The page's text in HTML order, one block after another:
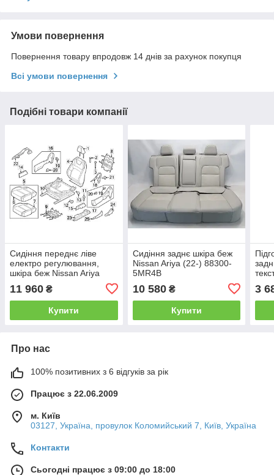
Умови повернення
Повернення товару впродовж 14 днів за рахунок покупця
Всі умови повернення
Подібні товари компанії
Сидіння переднє ліве
електро регулювання,
шкіра беж Nissan Ariya
11 960 ₴
Купити
Сидіння заднє шкіра беж
Nissan Ariya (22-) 88300-
5MR4B
10 580₴
Купити
3
Про нас
100% позитивних з 6 відгуків за рік
Працює з 22.06.2009
м. Київ
03127, Україна, провулок Коломийський 7, Київ, Україна
Контакти
Сьогодні працює з 09:00 до 18:00